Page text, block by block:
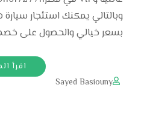
بسعر خيالي والحصول على خصم 20% على جميع
اقرأ
Sayed Basiouny